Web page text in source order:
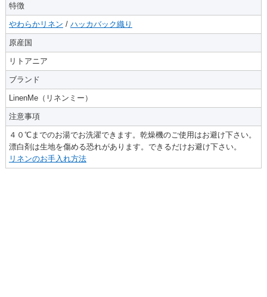
特徴
やわらかリネン / ハッカバック織り
原産国
リトアニア
ブランド
LinenMe（リネンミー）
注意事項
４０℃までのお湯でお洗濯できます。乾燥機のご使用はお避け下さい。
漂白剤は生地を傷める恐れがあります。できるだけお避け下さい。
リネンのお手入れ方法